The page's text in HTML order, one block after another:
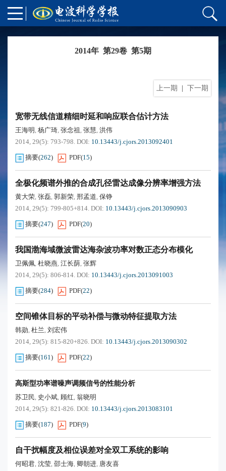
2014年 第29卷 第5期
上一期 下一期
宽带无线信道精细时延和响应联合估计方法
王海明, 杨广琦, 张念祖, 张慧, 洪伟
2014, 29(5): 793-798. DOI: 10.13443/j.cjors.2013092401
摘要(262) PDF(15)
全极化频谱外推的合成孔径雷达成像分辨率增强方法
黄大荣, 张磊, 郭新荣, 邢孟道, 保铮
2014, 29(5): 799-805+814. DOI: 10.13443/j.cjors.2013090903
摘要(247) PDF(20)
我国渤海域微波雷达海杂波功率对数正态分布模化
卫佩佩, 杜晓燕, 江长荫, 张辉
2014, 29(5): 806-814. DOI: 10.13443/j.cjors.2013091003
摘要(284) PDF(22)
空间锥体目标的平动补偿与微动特征提取方法
韩勋, 杜兰, 刘宏伟
2014, 29(5): 815-820+826. DOI: 10.13443/j.cjors.2013090302
摘要(161) PDF(22)
高斯型功率谱噪声调频信号的性能分析
苏卫民, 史小斌, 顾红, 翁晓明
2014, 29(5): 821-826. DOI: 10.13443/j.cjors.2013083101
摘要(187) PDF(9)
自干扰幅度及相位误差对全双工系统的影响
何昭君, 沈莹, 邵士海, 卿朝进, 唐友喜